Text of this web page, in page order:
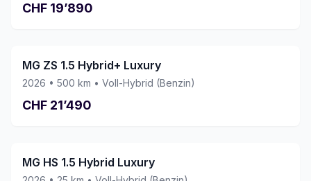
CHF 19’890
MG ZS 1.5 Hybrid+ Luxury
2026 • 500 km • Voll-Hybrid (Benzin)
CHF 21’490
MG HS 1.5 Hybrid Luxury